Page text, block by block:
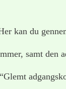
kan du
samt den